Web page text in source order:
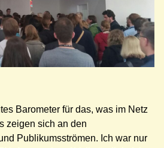
Barometer für das, was im Netz
zeigen sich an den
Publikumsströmen. Ich war nur